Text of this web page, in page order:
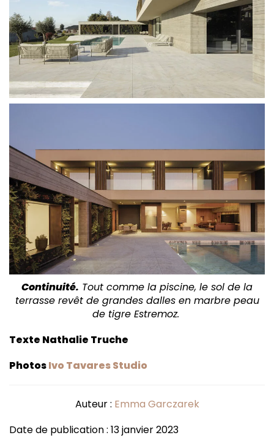
Continuité. Tout comme la piscine, le sol de la
terrasse revêt de grandes dalles en marbre peau
de tigre Estremoz.
Texte Nathalie Truche
PhotosIvo Tavares Studio
Auteur : Emma Garczarek
Date de publication : 13 janvier 2023